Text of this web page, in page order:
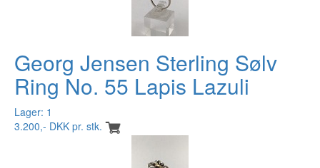
Georg Jensen Sterling Sølv
Ring No. 55 Lapis Lazuli
Lager: 1
3.200,- DKK pr. stk.